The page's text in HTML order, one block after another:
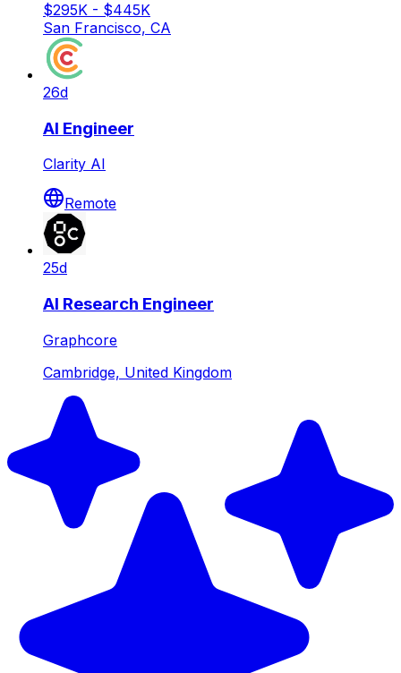
$295K - $445K
San Francisco, CA
26d
AI Engineer
Clarity AI
Remote
25d
AI Research Engineer
Graphcore
Cambridge, United Kingdom